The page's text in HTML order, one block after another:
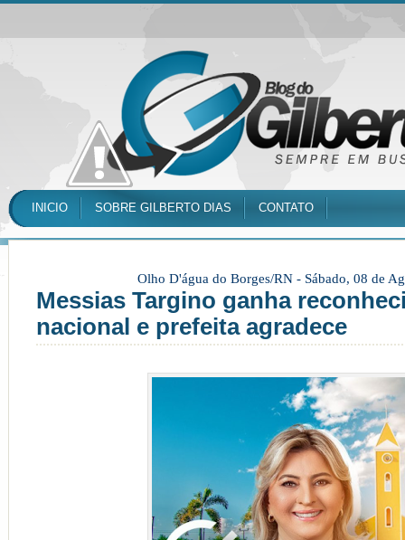
INICIO SOBRE GILBERTO DIAS CONTATO
Olho D'água do Borges/RN - Sábado, 08 de
Messias Targino ganha
nacional e prefeita agradece